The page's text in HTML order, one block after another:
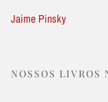
Jaime Pinsky
NOSSOS LIVROS